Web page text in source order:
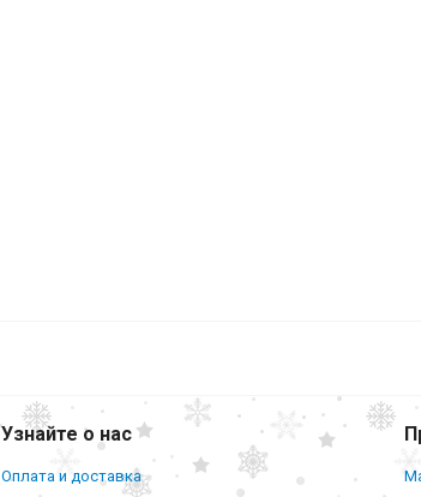
Breastmilk Storage
Узнайте о нас
Оплата и доставка